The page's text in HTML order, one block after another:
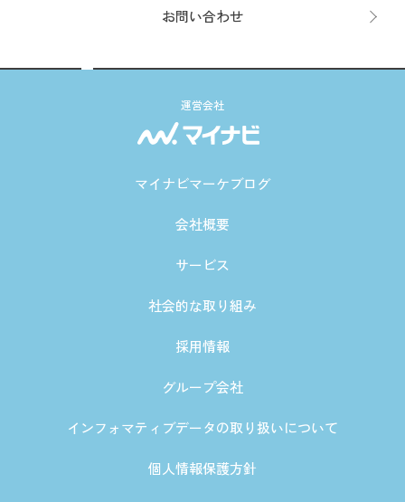
お問い合わせ
運営会社
マイナビマーケブログ
会社概要
サービス
社会的な取り組み
採用情報
グループ会社
インフォマティブデータの取り扱いについて
個人情報保護方針